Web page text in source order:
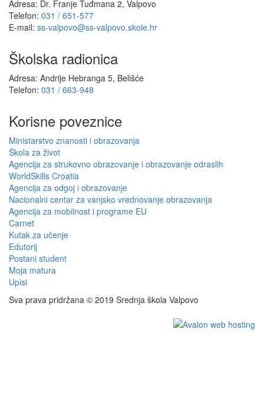
Adresa: Dr. Franje Tuđmana 2, Valpovo
Telefon: 031 / 651-577
E-mail: ss-valpovo@ss-valpovo.skole.hr
Školska radionica
Adresa: Andrije Hebranga 5, Belišće
Telefon: 031 / 663-948
Korisne poveznice
Ministarstvo znanosti i obrazovanja
Škola za život
Agencija za strukovno obrazovanje i obrazovanje odraslih
WorldSkills Croatia
Agencija za odgoj i obrazovanje
Nacionalni centar za vanjsko vrednovanje obrazovanja
Agencija za mobilnost i programe EU
Carnet
Kutak za učenje
Edutorij
Postani student
Moja matura
Upisi
Sva prava pridržana © 2019 Srednja škola Valpovo